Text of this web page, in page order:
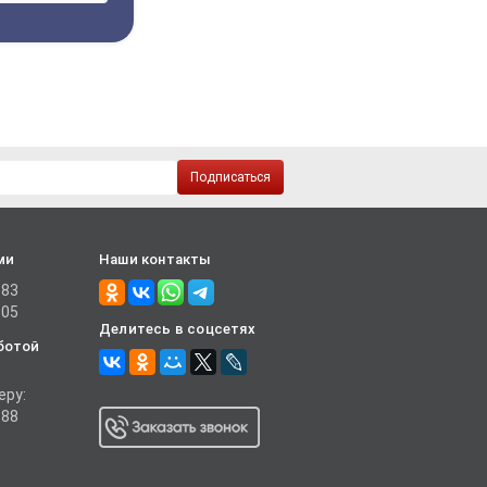
Подписаться
Наши контакты
Делитесь в соцсетях